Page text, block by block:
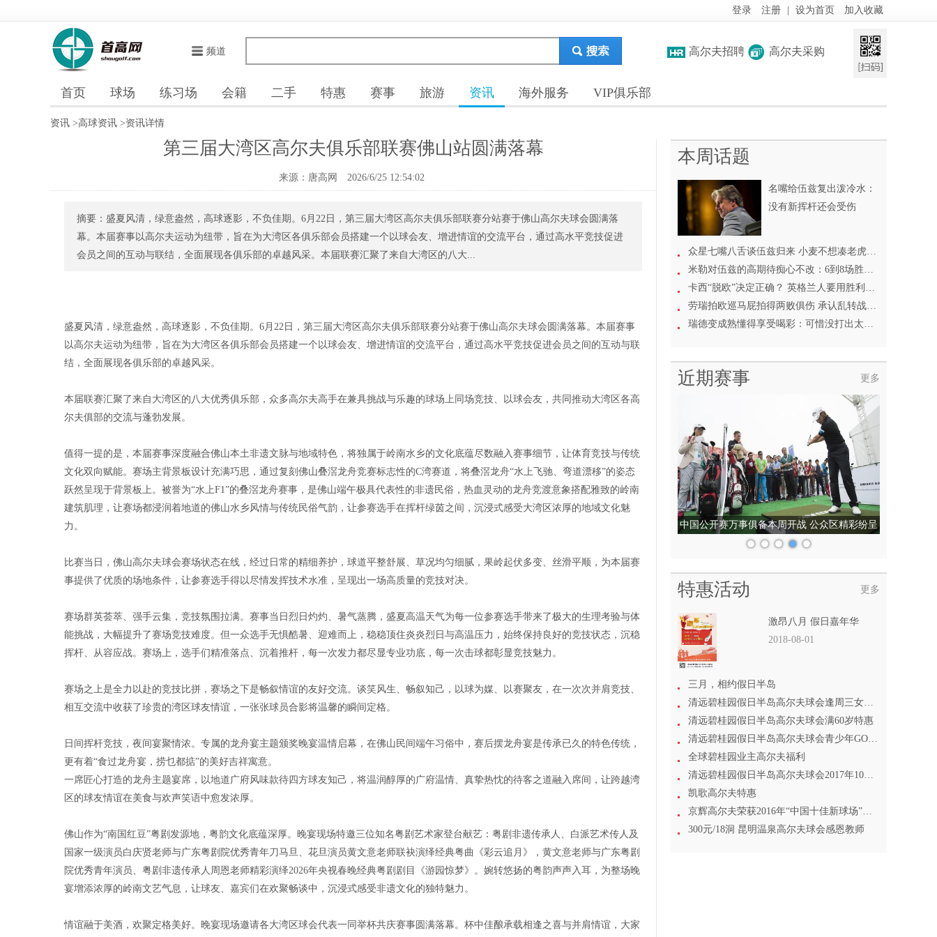
登录 注册 设为首页 加入收藏
高尔夫招聘 高尔夫采购
频道
首页 球场 练习场 会籍 二手 特惠 赛事 旅游 资讯 海外服务 VIP俱乐部
资讯 >高球资讯 >资讯详情
第三届大湾区高尔夫俱乐部联赛佛山站圆满落幕
来源：唐高网 2026/6/25 12:54:02
摘要：盛夏风清，绿意盎然，高球逐影，不负佳期。6月22日，第三届大湾区高尔夫俱乐部联赛分站赛于佛山高尔夫球会圆满落
幕。本届赛事以高尔夫运动为纽带，旨在为大湾区各俱乐部会员搭建一个以球会友、增进情谊的交流平台，通过高水平竞技促进
会员之间的互动与联结，全面展现各俱乐部的卓越风采。本届联赛汇聚了来自大湾区的八大...
盛夏风清，绿意盎然，高球逐影，不负佳期。6月22日，第三届大湾区高尔夫俱乐部联赛分站赛于佛山高尔夫球会圆满落幕。本届赛事
以高尔夫运动为纽带，旨在为大湾区各俱乐部会员搭建一个以球会友、增进情谊的交流平台，通过高水平竞技促进会员之间的互动与联
结，全面展现各俱乐部的卓越风采。
本届联赛汇聚了来自大湾区的八大优秀俱乐部，众多高尔夫高手在兼具挑战与乐趣的球场上同场竞技、以球会友，共同推动大湾区各高
尔夫俱部的交流与蓬勃发展。
值得一提的是，本届赛事深度融合佛山本土非遗文脉与地域特色，将独属于岭南水乡的文化底蕴尽数融入赛事细节，让体育竞技与传统
文化双向赋能。赛场主背景板设计充满巧思，通过复刻佛山叠滘龙舟竞赛标志性的C湾赛道，将叠滘龙舟“水上飞驰、弯道漂移”的姿态
跃然呈现于背景板上。被誉为“水上F1”的叠滘龙舟赛事，是佛山端午极具代表性的非遗民俗，热血灵动的龙舟竞渡意象搭配雅致的岭南
建筑肌理，让赛场都浸润着地道的佛山水乡风情与传统民俗气韵，让参赛选手在挥杆绿茵之间，沉浸式感受大湾区浓厚的地域文化魅
力。
比赛当日，佛山高尔夫球会赛场状态在线，经过日常的精细养护，球道平整舒展、草况均匀细腻，果岭起伏多变、丝滑平顺，为本届赛
事提供了优质的场地条件，让参赛选手得以尽情发挥技术水准，呈现出一场高质量的竞技对决。
赛场群英荟萃、强手云集，竞技氛围拉满。赛事当日烈日灼灼、暑气蒸腾，盛夏高温天气为每一位参赛选手带来了极大的生理考验与体
能挑战，大幅提升了赛场竞技难度。但一众选手无惧酷暑、迎难而上，稳稳顶住炎炎烈日与高温压力，始终保持良好的竞技状态，沉稳
挥杆、从容应战。赛场上，选手们精准落点、沉着推杆，每一次发力都尽显专业功底，每一次击球都彰显竞技魅力。
赛场之上是全力以赴的竞技比拼，赛场之下是畅叙情谊的友好交流。谈笑风生、畅叙知己，以球为媒、以赛聚友，在一次次并肩竞技、
相互交流中收获了珍贵的湾区球友情谊，一张张球员合影将温馨的瞬间定格。
日间挥杆竞技，夜间宴聚情浓。专属的龙舟宴主题颁奖晚宴温情启幕，在佛山民间端午习俗中，赛后摆龙舟宴是传承已久的特色传统，
更有着“食过龙舟宴，捞乜都掂”的美好吉祥寓意。
一席匠心打造的龙舟主题宴席，以地道广府风味款待四方球友知己，将温润醇厚的广府温情、真挚热忱的待客之道融入席间，让跨越湾
区的球友情谊在美食与欢声笑语中愈发浓厚。
佛山作为“南国红豆”粤剧发源地，粤韵文化底蕴深厚。晚宴现场特邀三位知名粤剧艺术家登台献艺：粤剧非遗传承人、白派艺术传人及
国家一级演员白庆贤老师与广东粤剧院优秀青年刀马旦、花旦演员黄文意老师联袂演绎经典粤曲《彩云追月》，黄文意老师与广东粤剧
院优秀青年演员、粤剧非遗传承人周恩老师精彩演绎2026年央视春晚经典粤剧剧目《游园惊梦》。婉转悠扬的粤韵声声入耳，为整场晚
宴增添浓厚的岭南文艺气息，让球友、嘉宾们在欢聚畅谈中，沉浸式感受非遗文化的独特魅力。
情谊融于美酒，欢聚定格美好。晚宴现场邀请各大湾区球会代表一同举杯共庆赛事圆满落幕。杯中佳酿承载相逢之喜与并肩情谊，大家
本周话题
名嘴给伍兹复出泼冷水：
没有新挥杆还会受伤
众星七嘴八舌谈伍兹归来 小麦不想凑老虎热闹
米勒对伍兹的高期待痴心不改：6到8场胜利没问题
卡西“脱欧”决定正确？ 英格兰人要用胜利来证明
劳瑞拍欧巡马屁拍得两败俱伤 承认乱转战线遭反噬
瑞德变成熟懂得享受喝彩：可惜没打出太多精彩球
更多
近期赛事
中国公开赛万事俱备本周开战 公众区精彩纷呈
更多
特惠活动
激昂八月 假日嘉年华
2018-08-01
三月，相约假日半岛
清远碧桂园假日半岛高尔夫球会逢周三女士尊享
清远碧桂园假日半岛高尔夫球会满60岁特惠
清远碧桂园假日半岛高尔夫球会青少年GOLF专场
全球碧桂园业主高尔夫福利
清远碧桂园假日半岛高尔夫球会2017年10月1日起打球特惠
凯歌高尔夫特惠
京辉高尔夫荣获2016年“中国十佳新球场”称号
300元/18洞 昆明温泉高尔夫球会感恩教师